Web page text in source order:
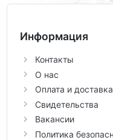
Информация
Контакты
О нас
Оплата и доставка
Свидетельства
Вакансии
Политика